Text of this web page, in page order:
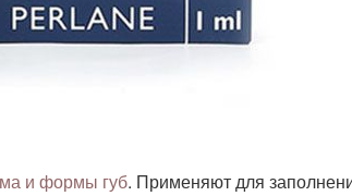
и формы губ. Применяют для